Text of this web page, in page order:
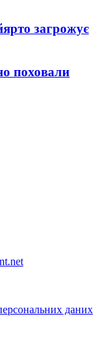
загрожує
поховали
даних